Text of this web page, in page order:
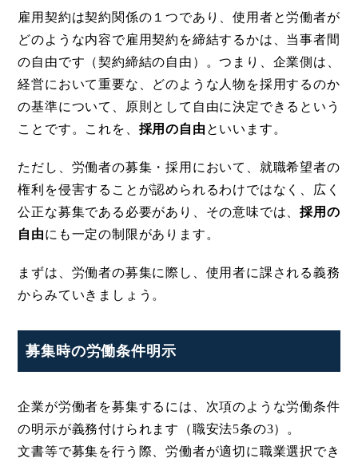
雇用契約は契約関係の１つであり、使用者と労働者が
どのような内容で雇用契約を締結するかは、当事者間
の自由です（契約締結の自由）。つまり、企業側は、
経営において重要な、どのような人物を採用するのか
の基準について、原則として自由に決定できるという
ことです。これを、 採用の自由 といいます。
ただし、労働者の募集・採用において、就職希望者の
権利を侵害することが認められるわけではなく、広く
公正な募集である必要があり、その意味では、採用の
自由にも一定の制限があります。
まずは、労働者の募集に際し、使用者に課される義務
からみていきましょう。
募集時の労働条件明示
企業が労働者を募集するには、次項のような労働条件
の明示が義務付けられます（職安法5条の3）。
文書等で募集を行う際、労働者が適切に職業選択でき